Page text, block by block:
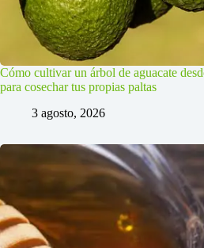
Cómo cultivar un árbol de aguacate
para cosechar tus propias paltas
3 agosto, 2026